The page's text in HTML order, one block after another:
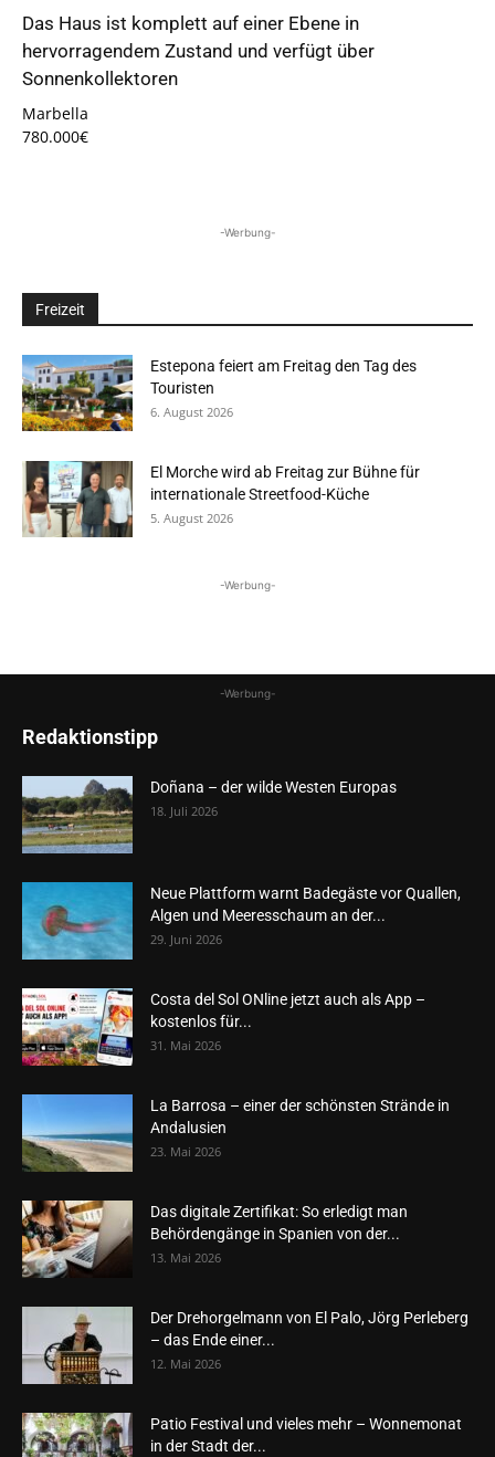
Das Haus ist komplett auf einer Ebene in
hervorragendem Zustand und verfügt über
Sonnenkollektoren
Marbella
780.000€
-Werbung-
Freizeit
Estepona feiert am Freitag den Tag des
Touristen
6. August 2026
El Morche wird ab Freitag zur Bühne für
internationale Streetfood-Küche
5. August 2026
-Werbung-
-Werbung-
Redaktionstipp
Doñana – der wilde Westen Europas
18. Juli 2026
Neue Plattform warnt Badegäste vor Quallen,
Algen und Meeresschaum an der...
29. Juni 2026
Costa del Sol ONline jetzt auch als App –
kostenlos für...
31. Mai 2026
La Barrosa – einer der schönsten Strände in
Andalusien
23. Mai 2026
Das digitale Zertifikat: So erledigt man
Behördengänge in Spanien von der...
13. Mai 2026
Der Drehorgelmann von El Palo, Jörg Perleberg
– das Ende einer...
12. Mai 2026
Patio Festival und vieles mehr – Wonnemonat
in der Stadt der...